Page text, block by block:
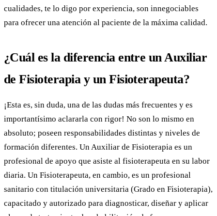
cualidades, te lo digo por experiencia, son innegociables
para ofrecer una atención al paciente de la máxima calidad.
¿Cuál es la diferencia entre un Auxiliar
de Fisioterapia y un Fisioterapeuta?
¡Esta es, sin duda, una de las dudas más frecuentes y es
importantísimo aclararla con rigor! No son lo mismo en
absoluto; poseen responsabilidades distintas y niveles de
formación diferentes. Un Auxiliar de Fisioterapia es un
profesional de apoyo que asiste al fisioterapeuta en su labor
diaria. Un Fisioterapeuta, en cambio, es un profesional
sanitario con titulación universitaria (Grado en Fisioterapia),
capacitado y autorizado para diagnosticar, diseñar y aplicar